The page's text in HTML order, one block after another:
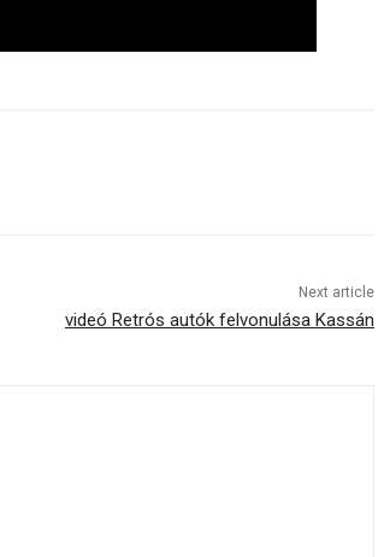
Next article
videó Retrós autók felvonulása Kassán